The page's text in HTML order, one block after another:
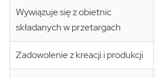
Wywiązuje się z obietnic
składanych w przetargach
Zadowolenie z kreacji i produkcji